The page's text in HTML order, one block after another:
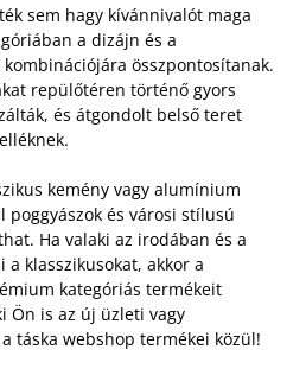
sem hagy kívánnivalót maga
a dizájn és a
összpontosítanak.
repülőtéren történő gyors
és átgondolt belső teret
kemény vagy alumínium
és városi stílusú
Ha valaki az irodában és a
klasszikusokat, akkor a
kategóriás termékeit
Ön is az új üzleti vagy
táska webshop termékei közül!